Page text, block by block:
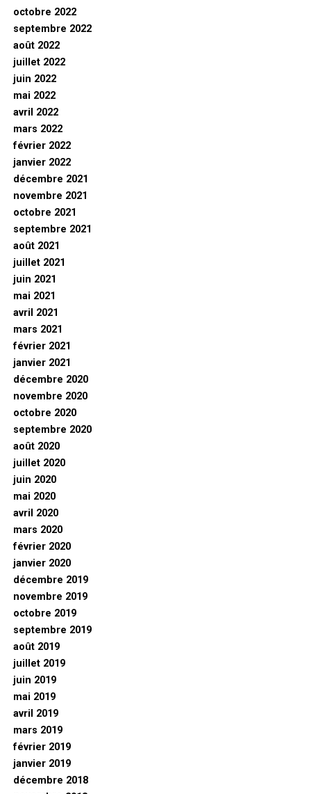
octobre 2022
septembre 2022
août 2022
juillet 2022
juin 2022
mai 2022
avril 2022
mars 2022
février 2022
janvier 2022
décembre 2021
novembre 2021
octobre 2021
septembre 2021
août 2021
juillet 2021
juin 2021
mai 2021
avril 2021
mars 2021
février 2021
janvier 2021
décembre 2020
novembre 2020
octobre 2020
septembre 2020
août 2020
juillet 2020
juin 2020
mai 2020
avril 2020
mars 2020
février 2020
janvier 2020
décembre 2019
novembre 2019
octobre 2019
septembre 2019
août 2019
juillet 2019
juin 2019
mai 2019
avril 2019
mars 2019
février 2019
janvier 2019
décembre 2018